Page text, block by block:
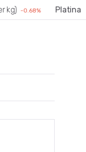
-0.68% Platina